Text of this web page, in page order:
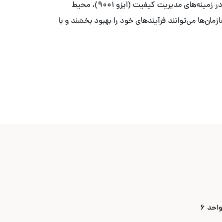
با ما آخرین به‌روزرسانی‌ها و تغییرات مهم در استانداردهای بین‌المللی را دنبال کنید. این اخبار شامل به‌روزرسانی‌های جدید ایزو در زمینه‌های مدیریت کیفیت (ایزو ۹۰۰۱)، محیط
۲۷۰۰۱) می‌باشد. با اطلاع از این تغییرات، سازمان‌ها می‌توانند فرآیندهای خود را بهبود بخشند و با